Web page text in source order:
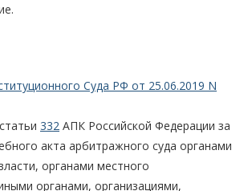
Суда РФ от 25.06.2019 N
332 АПК Российской Федерации за
акта арбитражного суда органами
органами местного
органами, организациями,